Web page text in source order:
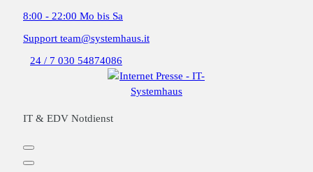
8:00 - 22:00 Mo bis Sa
Support team@systemhaus.it
24 / 7 030 54874086
IT & EDV Notdienst